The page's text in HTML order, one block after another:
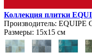
Коллекция плитки
Производитель: EQUIPE
Размеры: 15х15 см